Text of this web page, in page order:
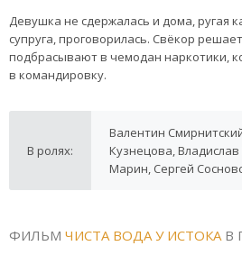
Девушка не сдержалась и дома, ругая
супруга, проговорилась. Свёкор
подбрасывают в чемодан наркотики,
в командировку.
В ролях:
Валентин
Кузнецова, Владислав
Марин, Сергей
ФИЛЬМ ЧИСТА ВОДА У ИСТОКАВ